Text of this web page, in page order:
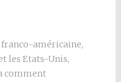
franco-américaine,
les Etats-Unis,
comment